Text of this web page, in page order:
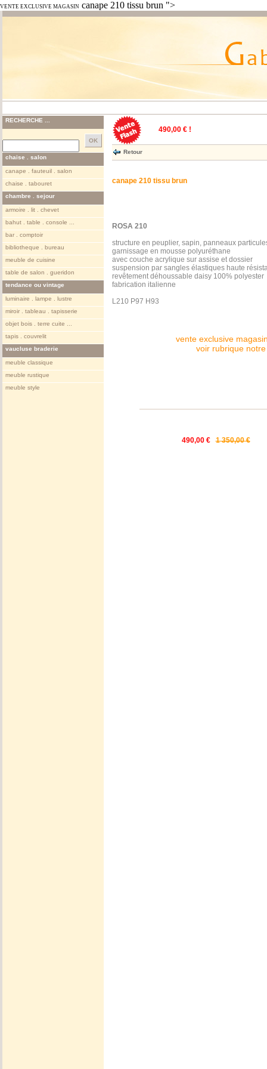
VENTE EXCLUSIVE MAGASIN canape 210 tissu brun ">
RECHERCHE ...
chaise . salon
canape . fauteuil . salon
chaise . tabouret
chambre . sejour
armoire . lit . chevet
bahut . table . console ...
bar . comptoir
bibliotheque . bureau
meuble de cuisine
table de salon . gueridon
tendance ou vintage
luminaire . lampe . lustre
miroir . tableau . tapisserie
objet bois . terre cuite ...
tapis . couvrelit
vaucluse braderie
meuble classique
meuble rustique
meuble style
490,00 € !
Retour
canape 210 tissu brun
ROSA 210
structure en peuplier, sapin, panneaux
garnissage en mousse polyuréthane
avec couche acrylique sur assise et dossier
suspension par sangles élastiques haute
revêtement déhoussable daisy 100% polyester
fabrication italienne
L210 P97 H93
vente exclusive
voir rubrique
490,00 € 1 350,00 €